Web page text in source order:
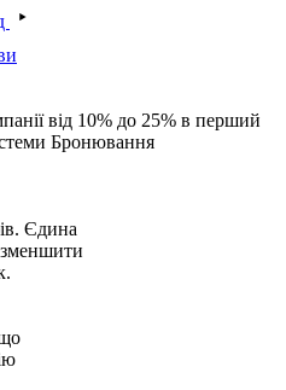
від 10% до 25% в перший
Бронювання
Єдина